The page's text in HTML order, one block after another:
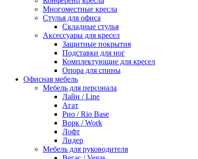
Многоместные кресла
Стулья для офиса
Складные стулья
Аксессуары для кресел
Защитные покрытия
Подставки для ног
Комплектующие для кресел
Опора для спины
Офисная мебель
Мебель для персонала
Лайн / Line
Агат
Рио / Rio Base
Ворк / Work
Лофт
Лидер
Мебель для руководителя